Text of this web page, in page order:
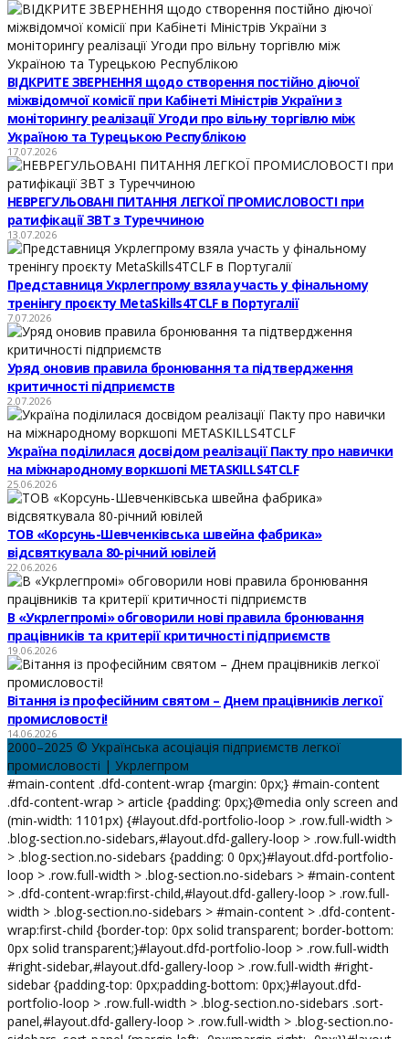
ВІДКРИТЕ ЗВЕРНЕННЯ щодо створення постійно діючої
міжвідомчої комісії при Кабінеті Міністрів України з
моніторингу реалізації Угоди про вільну торгівлю між
Україною та Турецькою Республікою
17.07.2026
НЕВРЕГУЛЬОВАНІ ПИТАННЯ ЛЕГКОЇ ПРОМИСЛОВОСТІ при
ратифікації ЗВТ з Туреччиною
13.07.2026
Представниця Укрлегпрому взяла участь у фінальному
тренінгу проєкту MetaSkills4TCLF в Португалії
7.07.2026
Уряд оновив правила бронювання та підтвердження
критичності підприємств
2.07.2026
Україна поділилася досвідом реалізації Пакту про навички
на міжнародному воркшопі METASKILLS4TCLF
25.06.2026
ТОВ «Корсунь-Шевченківська швейна фабрика»
відсвяткувала 80-річний ювілей
22.06.2026
В «Укрлегпромі» обговорили нові правила бронювання
працівників та критерії критичності підприємств
19.06.2026
Вітання із професійним святом – Днем працівників легкої
промисловості!
14.06.2026
2000–2025 © Українська асоціація підприємств легкої
промисловості | Укрлегпром
#main-content .dfd-content-wrap {margin: 0px;} #main-content
.dfd-content-wrap > article {padding: 0px;}@media only screen and
(min-width: 1101px) {#layout.dfd-portfolio-loop > .row.full-width >
.blog-section.no-sidebars,#layout.dfd-gallery-loop > .row.full-width
> .blog-section.no-sidebars {padding: 0 0px;}#layout.dfd-portfolio-
loop > .row.full-width > .blog-section.no-sidebars > #main-content
> .dfd-content-wrap:first-child,#layout.dfd-gallery-loop > .row.full-
width > .blog-section.no-sidebars > #main-content > .dfd-content-
wrap:first-child {border-top: 0px solid transparent; border-bottom:
0px solid transparent;}#layout.dfd-portfolio-loop > .row.full-width
#right-sidebar,#layout.dfd-gallery-loop > .row.full-width #right-
sidebar {padding-top: 0px;padding-bottom: 0px;}#layout.dfd-
portfolio-loop > .row.full-width > .blog-section.no-sidebars .sort-
panel,#layout.dfd-gallery-loop > .row.full-width > .blog-section.no-